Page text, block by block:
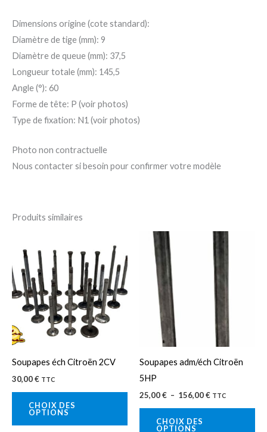
Dimensions origine (cote standard):
Diamètre de tige (mm): 9
Diamètre de queue (mm): 37,5
Longueur totale (mm): 145,5
Angle (°): 60
Forme de tête: P (voir photos)
Type de fixation: N1 (voir photos)
Photo non contractuelle
Nous contacter si besoin pour confirmer votre modèle
Produits similaires
Soupapes éch Citroën 2CV
30,00€ TTC
CHOIX DES
OPTIONS
produit
a
plusieurs
variations.
être
choisies
Soupapes adm/éch Citroën
5HP
25,00€ – 156,00€
Plage
prix :
25,00 €
156,00 €
TTC
CHOIX DES
OPTIONS